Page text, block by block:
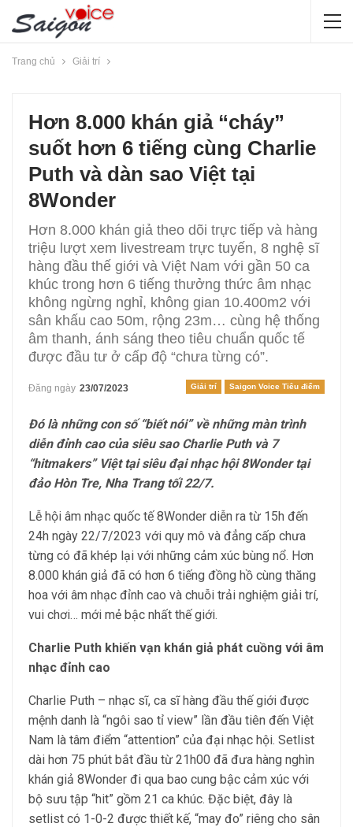
Trang chủ Giải trí
Hơn 8.000 khán giả “cháy”
suốt hơn 6 tiếng cùng Charlie
Puth và dàn sao Việt tại
8Wonder
Hơn 8.000 khán giả theo dõi trực tiếp và hàng
triệu lượt xem livestream trực tuyến, 8 nghệ sĩ
hàng đầu thế giới và Việt Nam với gần 50 ca
khúc trong hơn 6 tiếng thưởng thức âm nhạc
không ngừng nghỉ, không gian 10.400m2 với
sân khấu cao 50m, rộng 23m… cùng hệ thống
âm thanh, ánh sáng theo tiêu chuẩn quốc tế
được đầu tư ở cấp độ “chưa từng có”.
Giải trí Saigon Voice Tiêu điểm
Đăng ngày 23/07/2023
Đó là những con số “biết nói” về những màn trình
diễn đỉnh cao của siêu sao Charlie Puth và 7
“hitmakers” Việt tại siêu đại nhạc hội 8Wonder tại
đảo Hòn Tre, Nha Trang tối 22/7.
Lễ hội âm nhạc quốc tế 8Wonder diễn ra từ 15h đến
24h ngày 22/7/2023 với quy mô và đẳng cấp chưa
từng có đã khép lại với những cảm xúc bùng nổ. Hơn
8.000 khán giả đã có hơn 6 tiếng đồng hồ cùng thăng
hoa với âm nhạc đỉnh cao và chuỗi trải nghiệm giải trí,
vui chơi… mới mẻ bậc nhất thế giới.
Charlie Puth khiến vạn khán giả phát cuồng với âm
nhạc đỉnh cao
Charlie Puth – nhạc sĩ, ca sĩ hàng đầu thế giới được
mệnh danh là “ngôi sao tỉ view” lần đầu tiên đến Việt
Nam là tâm điểm “attention” của đại nhạc hội. Setlist
dài hơn 75 phút bắt đầu từ 21h00 đã đưa hàng nghìn
khán giả 8Wonder đi qua bao cung bậc cảm xúc với
bộ sưu tập “hit” gồm 21 ca khúc. Đặc biệt, đây là
setlist có 1-0-2 được thiết kế, “may đo” riêng cho sân